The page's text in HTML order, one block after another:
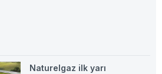
Naturelgaz ilk yarı